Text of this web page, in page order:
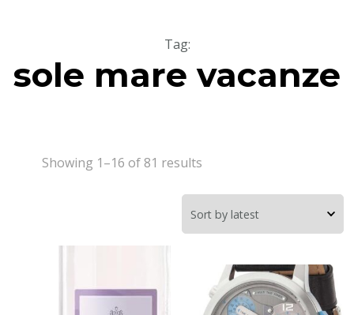
Tag:
sole mare vacanze
Showing 1–16 of 81 results